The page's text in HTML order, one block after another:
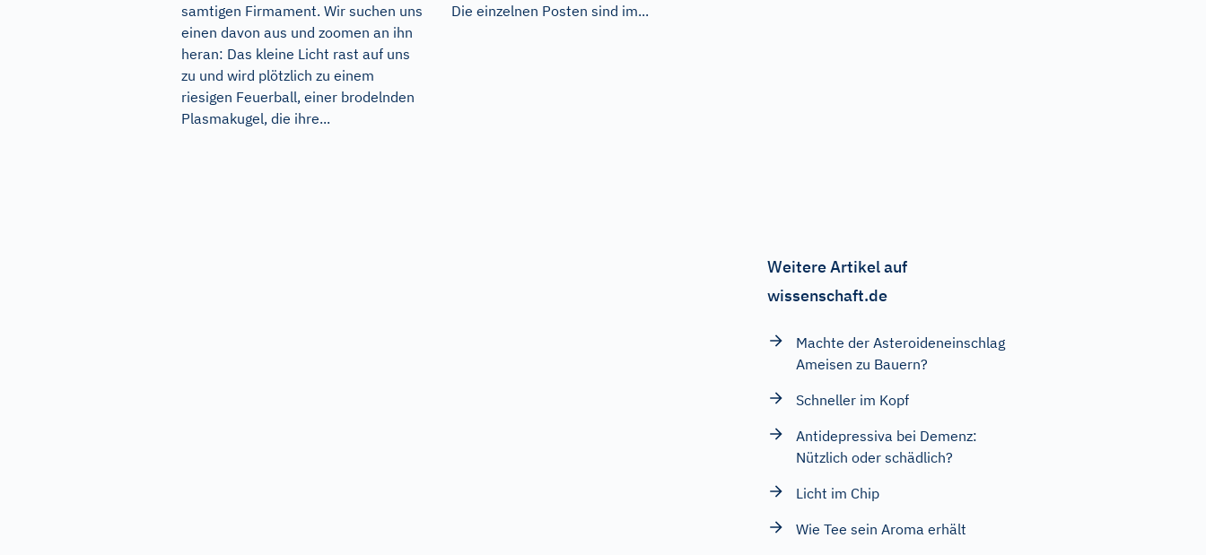
samtigen Firmament. Wir suchen uns
einen davon aus und zoomen an ihn
heran: Das kleine Licht rast auf uns
zu und wird plötzlich zu einem
riesigen Feuerball, einer brodelnden
Plasmakugel, die ihre...
Die einzelnen Posten sind im...
Weitere Artikel auf
wissenschaft.de
Machte der Asteroideneinschlag
Ameisen zu Bauern?
Schneller im Kopf
Antidepressiva bei Demenz:
Nützlich oder schädlich?
Licht im Chip
Wie Tee sein Aroma erhält